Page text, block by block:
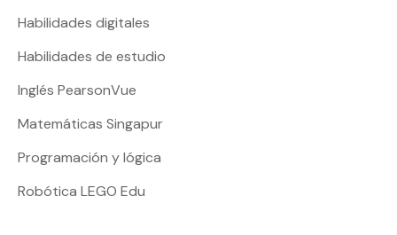
Habilidades digitales
Habilidades de estudio
Inglés PearsonVue
Matemáticas Singapur
Programación y lógica
Robótica LEGO Edu